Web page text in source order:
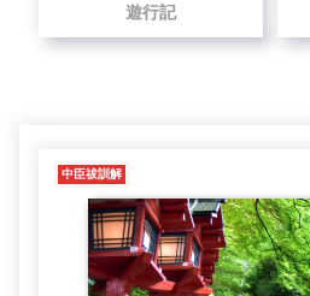
遊行記
中臣祓訓解